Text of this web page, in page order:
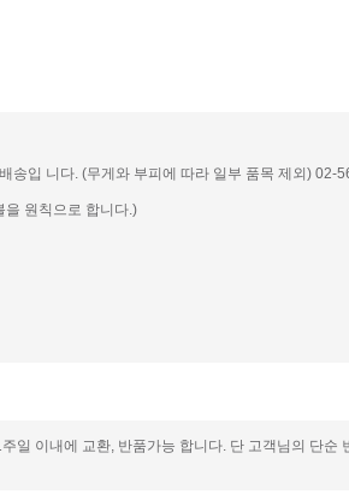
송입 니다. (무게와 부피에 따라 일부 품목 제외) 02-
을 원칙으로 합니다.)
일 이내에 교환, 반품가능 합니다. 단 고객님의 단순